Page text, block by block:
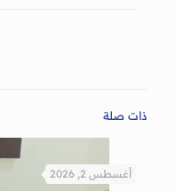
ذات صلة
أغسطس 2, 2026